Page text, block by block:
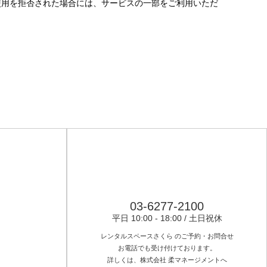
を拒否された場合には、サービスの一部をご利用いただ
03-6277-2100
平日 10:00 - 18:00 / 土日祝休
レンタルスペースさくら のご予約・お問合せ
お電話でも受け付けております。
詳しくは、株式会社 柔マネージメントへ